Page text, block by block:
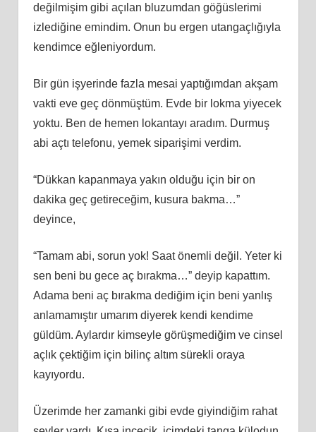
değilmişim gibi açılan bluzumdan göğüslerimi
izlediğine emindim. Onun bu ergen utangaçlığıyla
kendimce eğleniyordum.
Bir gün işyerinde fazla mesai yaptığımdan akşam
vakti eve geç dönmüştüm. Evde bir lokma yiyecek
yoktu. Ben de hemen lokantayı aradım. Durmuş
abi açtı telefonu, yemek siparişimi verdim.
“Dükkan kapanmaya yakın olduğu için bir on
dakika geç getireceğim, kusura bakma…”
deyince,
“Tamam abi, sorun yok! Saat önemli değil. Yeter ki
sen beni bu gece aç bırakma…” deyip kapattım.
Adama beni aç bırakma dediğim için beni yanlış
anlamamıştır umarım diyerek kendi kendime
güldüm. Aylardır kimseyle görüşmediğim ve cinsel
açlık çektiğim için bilinç altım sürekli oraya
kayıyordu.
Üzerimde her zamanki gibi evde giyindiğim rahat